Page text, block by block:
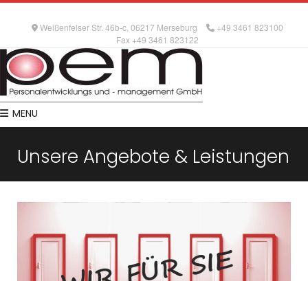
Weißenfelser Str. 46b-c, 06217 Merseburg
+49 3461 823100
Fax +49 3461 823122
MENU
Unsere Angebote & Leistungen